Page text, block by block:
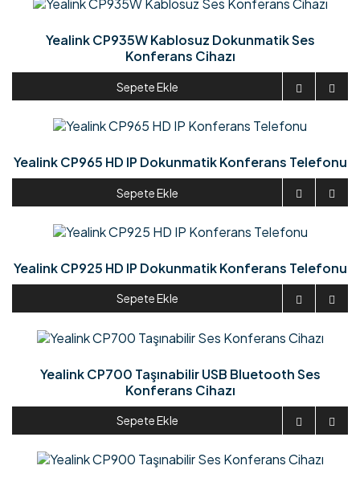
Yealink CP935W Kablosuz Dokunmatik Ses
Konferans Cihazı
Sepete Ekle  
Yealink CP965 HD IP Dokunmatik Konferans Telefonu
Sepete Ekle  
Yealink CP925 HD IP Dokunmatik Konferans Telefonu
Sepete Ekle  
Yealink CP700 Taşınabilir USB Bluetooth Ses
Konferans Cihazı
Sepete Ekle  